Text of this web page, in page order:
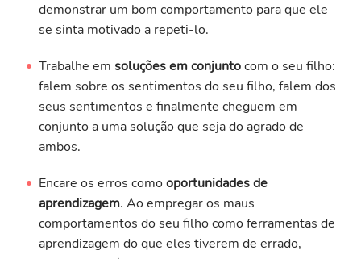
demonstrar um bom comportamento para que ele
se sinta motivado a repeti-lo.
Trabalhe em soluções em conjuntocom o seu filho:
falem sobre os sentimentos do seu filho, falem dos
seus sentimentos e finalmente cheguem em
conjunto a uma solução que seja do agrado de
ambos.
Encare os erros como oportunidades de
aprendizagem. Ao empregar os maus
comportamentos do seu filho como ferramentas de
aprendizagem do que eles tiverem de errado,